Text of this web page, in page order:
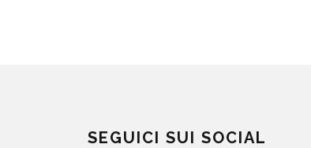
SEGUICI SUI SOCIAL